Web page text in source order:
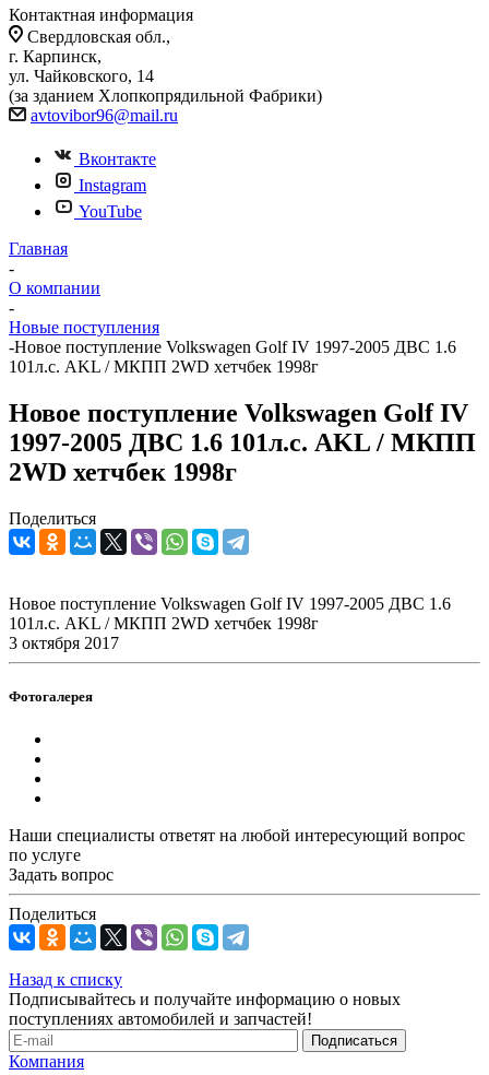
Контактная информация
Свердловская обл.,
г. Карпинск,
ул. Чайковского, 14
(за зданием Хлопкопрядильной Фабрики)
avtovibor96@mail.ru
Вконтакте
Instagram
YouTube
Главная
-
О компании
-
Новые поступления
-Новое поступление Volkswagen Golf IV 1997-2005 ДВС 1.6
101л.с. AKL / МКПП 2WD хетчбек 1998г
Новое поступление Volkswagen Golf IV
1997-2005 ДВС 1.6 101л.с. AKL / МКПП
2WD хетчбек 1998г
Поделиться
Новое поступление Volkswagen Golf IV 1997-2005 ДВС 1.6
101л.с. AKL / МКПП 2WD хетчбек 1998г
3 октября 2017
Фотогалерея
Наши специалисты ответят на любой интересующий вопрос
по услуге
Задать вопрос
Поделиться
Назад к списку
Подписывайтесь и получайте информацию о новых
поступлениях автомобилей и запчастей!
Компания